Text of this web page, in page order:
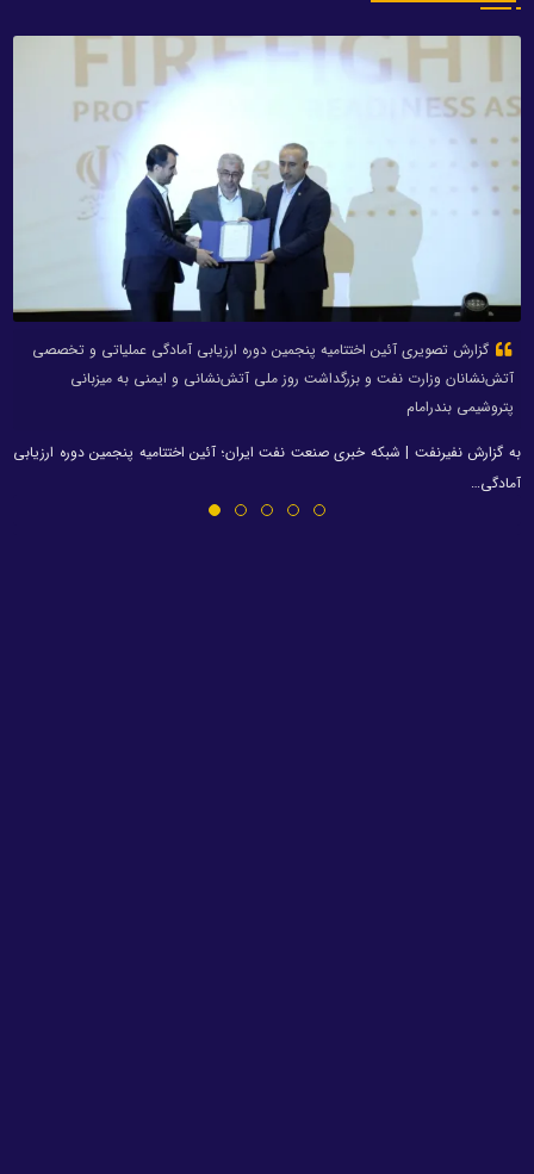
گزارش تصویری آئین اختتامیه پنجمین دوره ارزیابی آمادگی عملیاتی و تخصصی
آتش‌نشانان وزارت نفت و بزرگداشت روز ملی آتش‌نشانی و ایمنی به میزبانی
پتروشیمی بندرامام
به گزارش نفیرنفت | شبکه خبری صنعت نفت ایران؛ آئین اختتامیه پنجمین دوره ارزیابی
آمادگی…